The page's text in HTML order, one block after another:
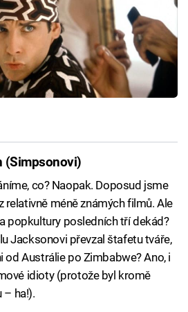
(Simpsonovi)
co? Naopak. Doposud jsme
relativně méně známých filmů. Ale
popkultury posledních tří dekád?
Jacksonovi převzal štafetu tváře,
od Austrálie po Zimbabwe? Ano, i
idioty (protože byl kromě
– ha!).